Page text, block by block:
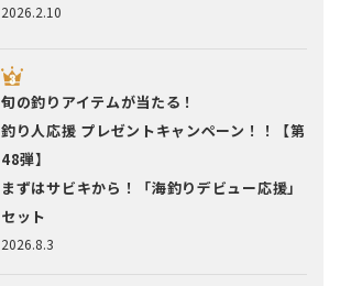
2026.2.10
2026.8.3
旬の釣りアイテムが当たる！
釣り人応援 プレゼントキャンペーン！！【第
48弾】
まずはサビキから！「海釣りデビュー応援」
セット